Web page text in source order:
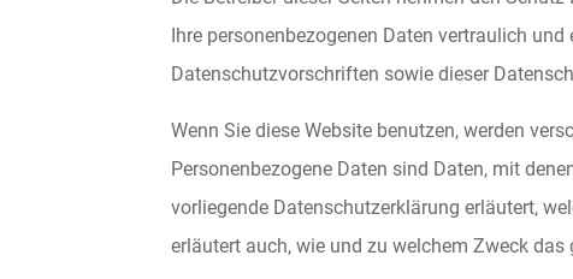
Ihre personenbezogenen Daten vertraulich
Datenschutzvorschriften sowie dieser
Wenn Sie diese Website benutzen, werden
Personenbezogene Daten sind Daten, mit
vorliegende Datenschutzerklärung erläutert,
erläutert auch, wie und zu welchem Zweck das